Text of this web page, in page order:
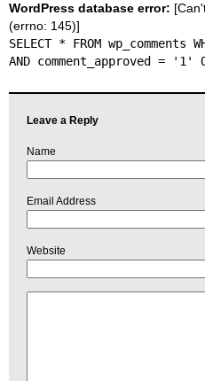
WordPress database error:
(errno: 145)]
SELECT * FROM wp_comments
AND comment_approved = '1'
Leave a Reply
Name
Email Address
Website